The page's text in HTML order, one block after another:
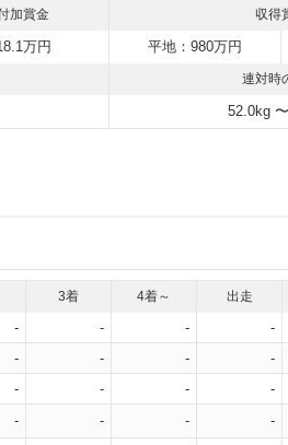
加賞金 収得
万円 平地：980万円
連対時
52.0kg
3着 4着～ 出走
- - - -
- - - -
- - - -
- - - -